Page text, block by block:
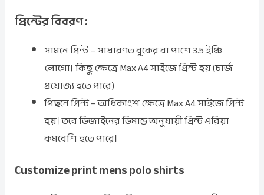
প্রিন্টের বিবরণ :
সামনে প্রিন্ট – সাধারণত বুকের বা পাশে 3.5 ইঞ্চি
লোগো। কিছু ক্ষেত্রে Max A4 সাইজে প্রিন্ট হয় (চার্জ
প্রযোজ্য হতে পারে)
পিছনে প্রিন্ট – অধিকাংশ ক্ষেত্রে Max A4 সাইজে প্রিন্ট
হয়। তবে ডিজাইনের ডিমান্ড অনুযায়ী প্রিন্ট এরিয়া
কমবেশি হতে পারে।
Customize print mens polo shirts